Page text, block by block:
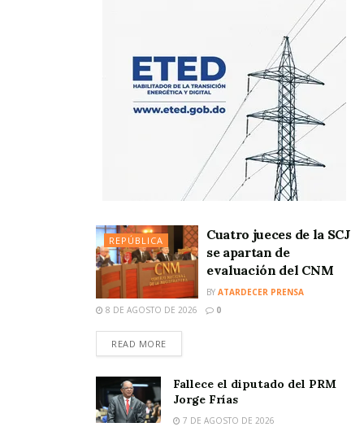
REPÚBLICA
Cuatro jueces de la SCJ
se apartan de
evaluación del CNM
BY ATARDECER PRENSA
8 DE AGOSTO DE 2026
0
READ MORE
Fallece el diputado del PRM
Jorge Frías
7 DE AGOSTO DE 2026